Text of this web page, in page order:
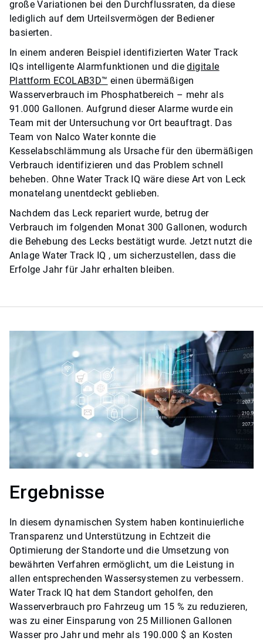
große Variationen bei den Durchflussraten, da diese
lediglich auf dem Urteilsvermögen der Bediener
basierten.
In einem anderen Beispiel identifizierten Water Track
IQs intelligente Alarmfunktionen und diedigitale
Plattform ECOLAB3D™ einen übermäßigen
Wasserverbrauch im Phosphatbereich – mehr als
91.000 Gallonen. Aufgrund dieser Alarme wurde ein
Team mit der Untersuchung vor Ort beauftragt. Das
Team von Nalco Water konnte die
Kesselabschlämmung als Ursache für den übermäßigen
Verbrauch identifizieren und das Problem schnell
beheben. Ohne Water Track IQ wäre diese Art von Leck
monatelang unentdeckt geblieben.
Nachdem das Leck repariert wurde, betrug der
Verbrauch im folgenden Monat 300 Gallonen, wodurch
die Behebung des Lecks bestätigt wurde. Jetzt nutzt die
Anlage Water Track IQ , um sicherzustellen, dass die
Erfolge Jahr für Jahr erhalten bleiben.
Ergebnisse
In diesem dynamischen System haben kontinuierliche
Transparenz und Unterstützung in Echtzeit die
Optimierung der Standorte und die Umsetzung von
bewährten Verfahren ermöglicht, um die Leistung in
allen entsprechenden Wassersystemen zu verbessern.
Water Track IQ hat dem Standort geholfen, den
Wasserverbrauch pro Fahrzeug um 15 % zu reduzieren,
was zu einer Einsparung von 25 Millionen Gallonen
Wasser pro Jahr und mehr als 190.000 $ an Kosten